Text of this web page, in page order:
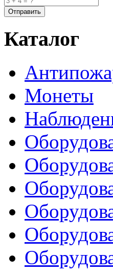
Каталог
Монеты